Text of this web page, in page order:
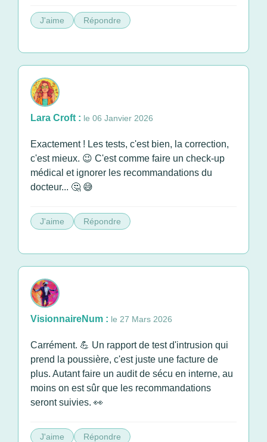
J'aime Répondre
Lara Croft : le 06 Janvier 2026
Exactement ! Les tests, c'est bien, la correction,
c'est mieux. 😉 C'est comme faire un check-up
médical et ignorer les recommandations du
docteur... 🤔 😅
J'aime Répondre
VisionnaireNum : le 27 Mars 2026
Carrément. 💪 Un rapport de test d'intrusion qui
prend la poussière, c'est juste une facture de
plus. Autant faire un audit de sécu en interne, au
moins on est sûr que les recommandations
seront suivies. 👀
J'aime Répondre